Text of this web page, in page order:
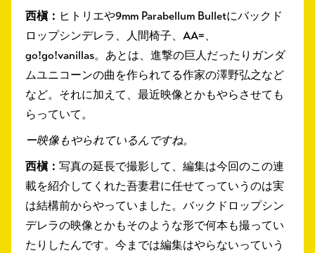
西槇： ヒトリエや9mm Parabellum Bulletにバックド
ロップシンデレラ、人間椅子、AA=、
go!go!vanillas。あとは、進撃の巨人だったりガンダ
ムユニコーンの曲を作られてる作家の澤野弘之など
など。それに加えて、最近映像とかもやらさせても
らっていて。
ー映像もやられているんですね。
西槇： 写真の延長で撮影して、編集は今回のこの連
載を紹介してくれた吾妻君に任せてっていうのは実
は結構前からやっていました。バックドロップシン
デレラの映像とかもそのような形で何本も撮ってい
たりしたんです。今までは編集はやらないっていう